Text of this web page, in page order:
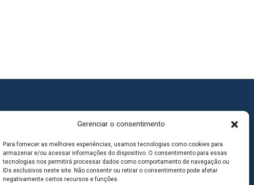
Gerenciar o consentimento
Para fornecer as melhores experiências, usamos tecnologias como cookies para
armazenar e/ou acessar informações do dispositivo. O consentimento para essas
tecnologias nos permitirá processar dados como comportamento de navegação ou
IDs exclusivos neste site. Não consentir ou retirar o consentimento pode afetar
negativamente certos recursos e funções.